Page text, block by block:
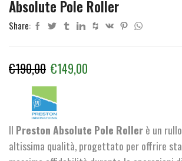
Absolute Pole Roller
Share:
€190,00 Il
prezzo
originale
era:
€190,00.
€149,00
è:
€149,00.
Il Preston Absolute Pole Rollerè un
altissima qualità, progettato per offrire